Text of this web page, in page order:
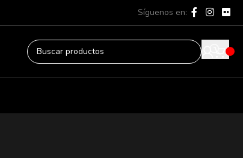
Síguenos en: